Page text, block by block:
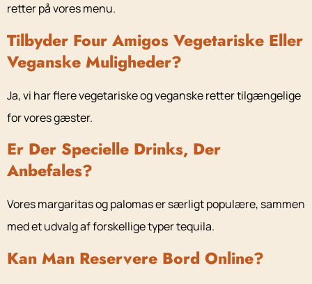
retter på vores menu.
Tilbyder Four Amigos Vegetariske Eller
Veganske Muligheder?
Ja, vi har flere vegetariske og veganske retter tilgængelige
for vores gæster.
Er Der Specielle Drinks, Der
Anbefales?
Vores margaritas og palomas er særligt populære, sammen
med et udvalg af forskellige typer tequila.
Kan Man Reservere Bord Online?